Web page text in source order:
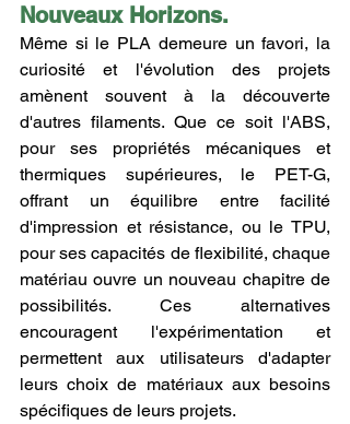
Nouveaux Horizons.
Même si le PLA demeure un favori, la
curiosité et l'évolution des projets
amènent souvent à la découverte
d'autres filaments. Que ce soit l'ABS,
pour ses propriétés mécaniques et
thermiques supérieures, le PET-G,
offrant un équilibre entre facilité
d'impression et résistance, ou le TPU,
pour ses capacités de flexibilité, chaque
matériau ouvre un nouveau chapitre de
possibilités. Ces alternatives
encouragent l'expérimentation et
permettent aux utilisateurs d'adapter
leurs choix de matériaux aux besoins
spécifiques de leurs projets.